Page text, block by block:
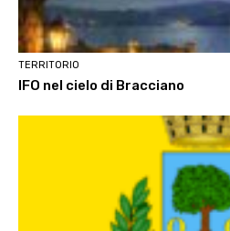
TERRITORIO
IFO nel cielo di Bracciano